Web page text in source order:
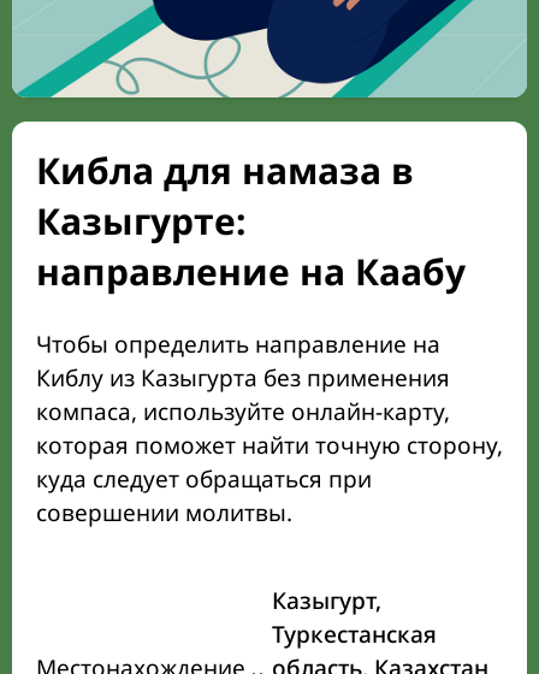
Кибла для намаза в
Казыгурте:
направление на Каабу
Чтобы определить направление на
Киблу из Казыгурта без применения
компаса, используйте онлайн-карту,
которая поможет найти точную сторону,
куда следует обращаться при
совершении молитвы.
Казыгурт,
Туркестанская